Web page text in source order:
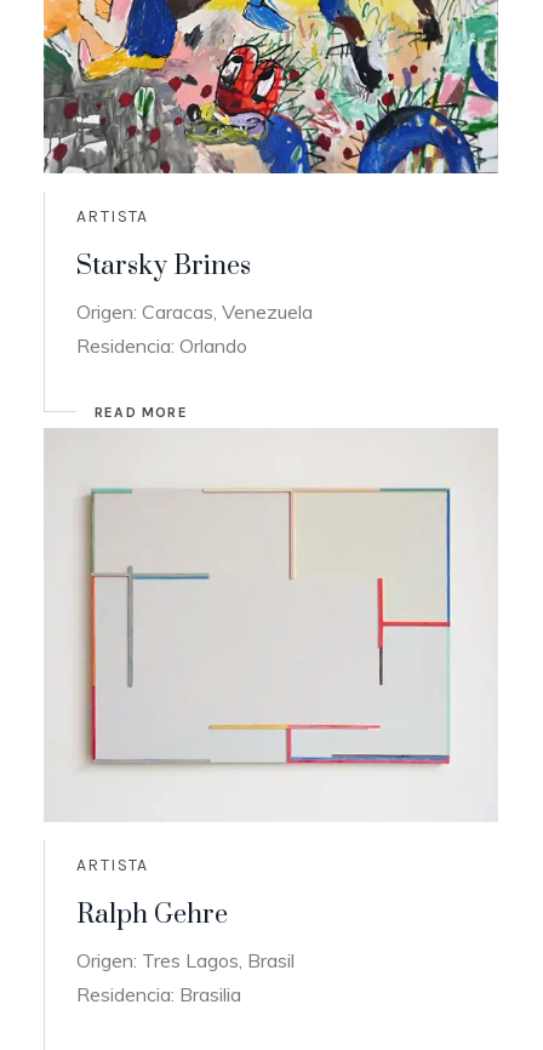
ARTISTA
Starsky Brines
Origen: Caracas, Venezuela
Residencia: Orlando
READ MORE
ARTISTA
Ralph Gehre
Origen: Tres Lagos, Brasil
Residencia: Brasilia